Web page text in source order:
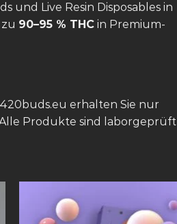
und Live Resin Disposables in
90–95 % THC in Premium-
erhalten Sie nur
Alle Produkte sind laborgeprüft